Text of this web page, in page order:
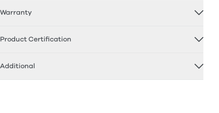
Warranty
Product Certification
Additional